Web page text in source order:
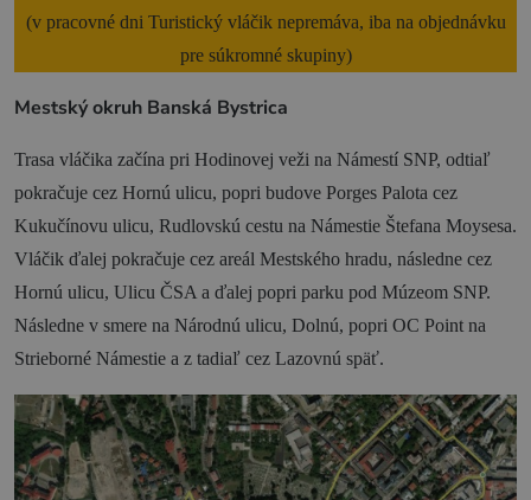
(v pracovné dni Turistický vláčik nepremáva, iba na objednávku
pre súkromné skupiny)
Mestský okruh Banská Bystrica
Trasa vláčika začína pri Hodinovej veži na Námestí SNP, odtiaľ
pokračuje cez Hornú ulicu, popri budove Porges Palota cez
Kukučínovu ulicu, Rudlovskú cestu na Námestie Štefana Moysesa.
Vláčik ďalej pokračuje cez areál Mestského hradu, následne cez
Hornú ulicu, Ulicu ČSA a ďalej popri parku pod Múzeom SNP.
Následne v smere na Národnú ulicu, Dolnú, popri OC Point na
Strieborné Námestie a z tadiaľ cez Lazovnú späť.